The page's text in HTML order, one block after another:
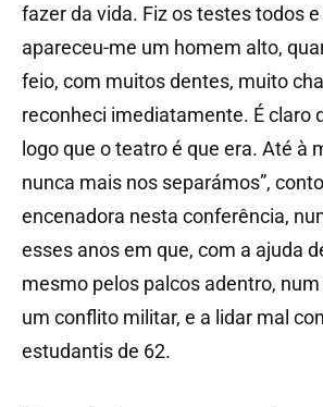
fazer da vida. Fiz os testes todos e
apareceu-me um homem alto,
feio, com muitos dentes, muito
reconheci imediatamente. É claro
logo que o teatro é que era. Até à
nunca mais nos separámos”,
encenadora nesta conferência,
esses anos em que, com a ajuda
mesmo pelos palcos adentro,
um conflito militar, e a lidar mal
estudantis de 62.